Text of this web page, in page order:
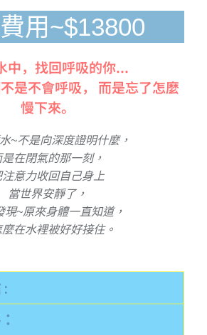
用~$13800
中，找回呼吸的你...
是不會呼吸， 而是忘了怎麼
慢下來。
~不是向深度證明什麼，
是在閉氣的那一刻，
注意力收回自己身上
當世界安靜了，
現~原來身體一直知道，
在水裡被好好接住。
: